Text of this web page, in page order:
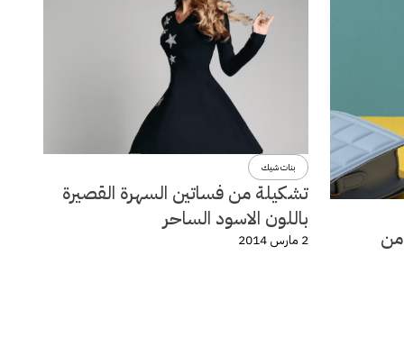
وصيف 2014 من
بنات شيك
تشكيلة من فساتين السهرة القصيرة
باللون الاسود الساحر
2 مارس 2014